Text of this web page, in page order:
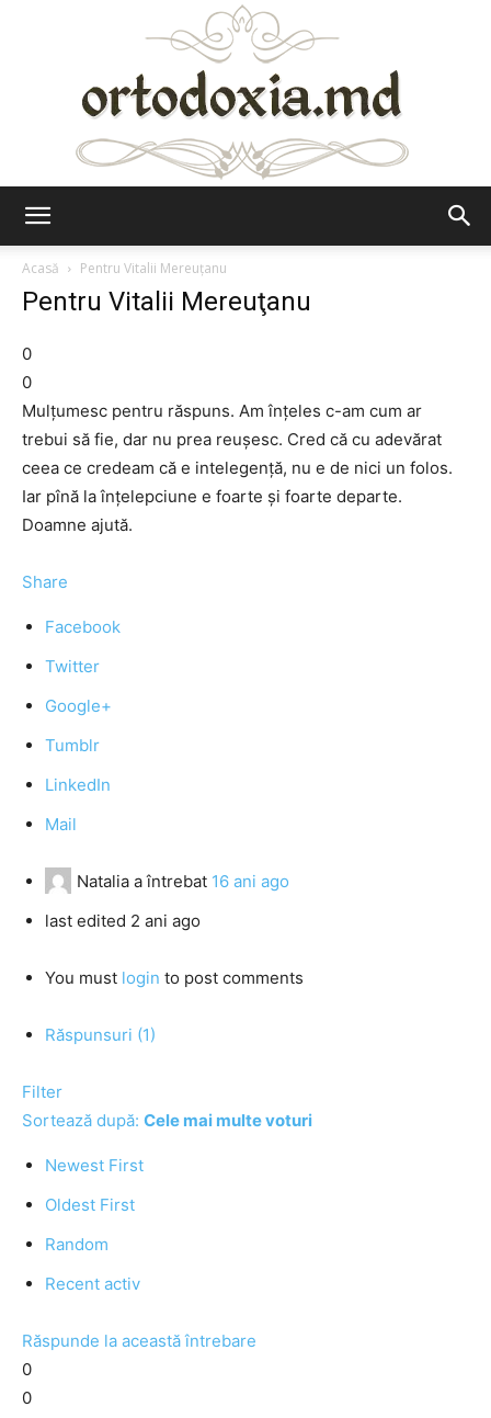
Acasă
Pentru Vitalii Mereuţanu
Pentru Vitalii Mereuţanu
0
0
Mulţumesc pentru răspuns. Am înţeles c-am cum ar
trebui să fie, dar nu prea reuşesc. Cred că cu adevărat
ceea ce credeam că e intelegenţă, nu e de nici un folos.
Iar pînă la înţelepciune e foarte şi foarte departe.
Doamne ajută.
Share
Facebook
Twitter
Google+
Tumblr
LinkedIn
Mail
Natalia a întrebat 16 ani ago
last edited 2 ani ago
You must login to post comments
Răspunsuri (1)
Filter
Sortează după: Cele mai multe voturi
Newest First
Oldest First
Random
Recent activ
Răspunde la această întrebare
0
0